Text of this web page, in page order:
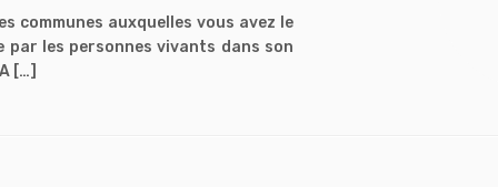
communes auxquelles vous avez le
par les personnes vivants dans son
[…]